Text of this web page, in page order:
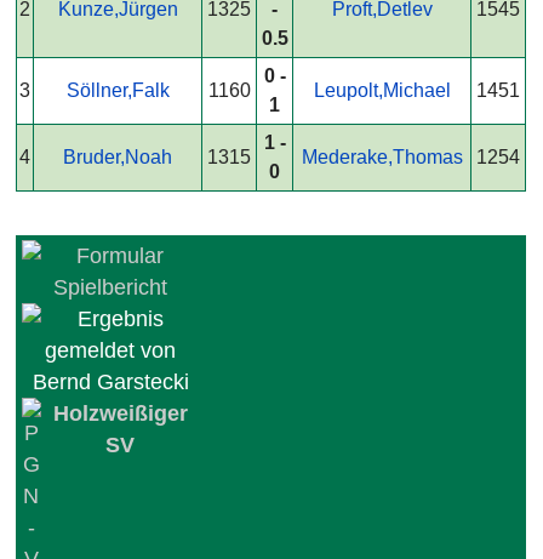
2 Kunze,Jürgen 1325
-
0.5
Proft,Detlev 1545
3 Söllner,Falk 1160
0 -
1
Leupolt,Michael 1451
4 Bruder,Noah 1315
1 -
0
Mederake,Thomas 1254
Holzweißiger
SV